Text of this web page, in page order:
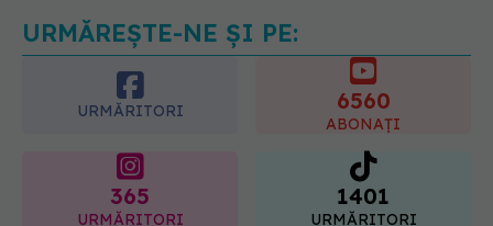
URMĂREȘTE-NE ȘI PE:
URMĂRITORI 6560
ABONAȚI
365
URMĂRITORI
1401
URMĂRITORI